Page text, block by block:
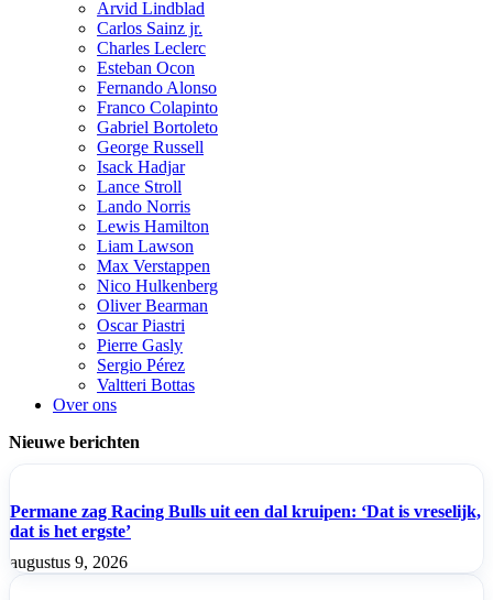
Arvid Lindblad
Carlos Sainz jr.
Charles Leclerc
Esteban Ocon
Fernando Alonso
Franco Colapinto
Gabriel Bortoleto
George Russell
Isack Hadjar
Lance Stroll
Lando Norris
Lewis Hamilton
Liam Lawson
Max Verstappen
Nico Hulkenberg
Oliver Bearman
Oscar Piastri
Pierre Gasly
Sergio Pérez
Valtteri Bottas
Over ons
Nieuwe berichten
Permane zag Racing Bulls uit een dal kruipen: ‘Dat is vreselijk,
dat is het ergste’
augustus 9, 2026